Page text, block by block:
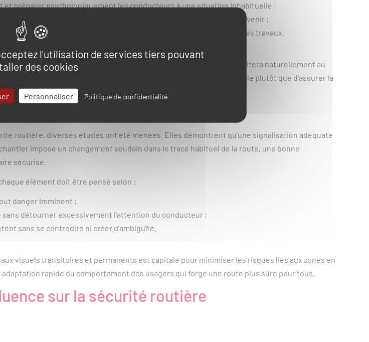
préparer psychologiquement les conducteurs à une situation inhabituelle ;
usagers de comprendre rapidement la nature des perturbations à venir ;
le flux des véhicules pour maintenir un ordre et une fluidité malgré les travaux.
et crédible. Un message clair dans un contexte bien défini incitera naturellement au
avec l'environnement routier habituel, elle pourrait semer le trouble plutôt que d'assurer la
pour éviter toute confusion potentielle.
routière, diverses études ont été menées. Elles démontrent qu'une signalisation adéquate
chantier impose un changement soudain dans le tracé habituel de la route, une bonne
sécurisé.
élément doit être pensé selon :
danger imminent ;
sans détourner excessivement l'attention du conducteur ;
sans se contredire ni créer d’ambiguïté.
visuels transitoires et permanents est capitale pour minimiser les risques liés aux zones en
rapide du comportement des usagers qui forge une route plus sûre pour tous.
sur la sécurité routière
l'utilisation de services tiers pouvant
des cookies
Personnaliser Politique de confidentialité